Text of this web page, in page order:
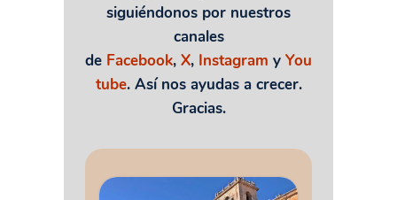
siguiéndonos por nuestros
canales
de Facebook, X, Instagram y You
tube. Así nos ayudas a crecer.
Gracias.